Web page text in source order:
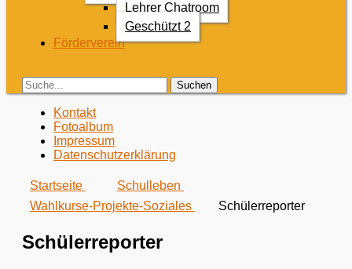
Lehrer Chatroom
Geschützt 2
Förderverein
Search
Suche
für:
Zweites
Menü
Zum
Inhalt:
Kontakt
Fotoalbum
Impressum
Datenschutzerklärung
Startseite
Schulleben
Wahlkurse-Projekte-Soziales
Schülerreporter
Schülerreporter